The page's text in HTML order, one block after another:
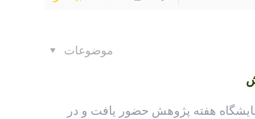
موضوعات
شرکت در نمایشگاه هفته پژوهش حضور یافت و در